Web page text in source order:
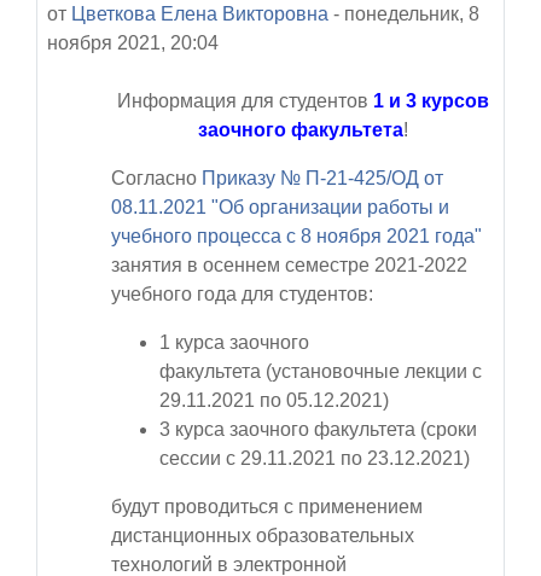
от Цветкова Елена Викторовна - понедельник, 8
ноября 2021, 20:04
Информация для студентов 1 и 3 курсов
заочного факультета!
Согласно Приказу № П-21-425/ОД от
08.11.2021 "Об организации работы и
учебного процесса с 8 ноября 2021 года"
занятия в осеннем семестре 2021-2022
учебного года для студентов:
1 курса заочного
факультета (установочные лекции с
29.11.2021 по 05.12.2021)
3 курса заочного факультета (сроки
сессии с 29.11.2021 по 23.12.2021)
будут проводиться с применением
дистанционных образовательных
технологий в электронной